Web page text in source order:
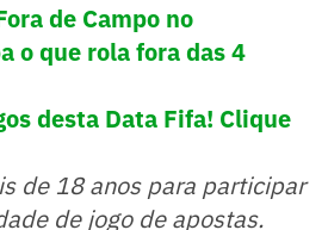
de Campo no
o que rola fora das 4
desta Data Fifa! Clique
de 18 anos para participar
de jogo de apostas.